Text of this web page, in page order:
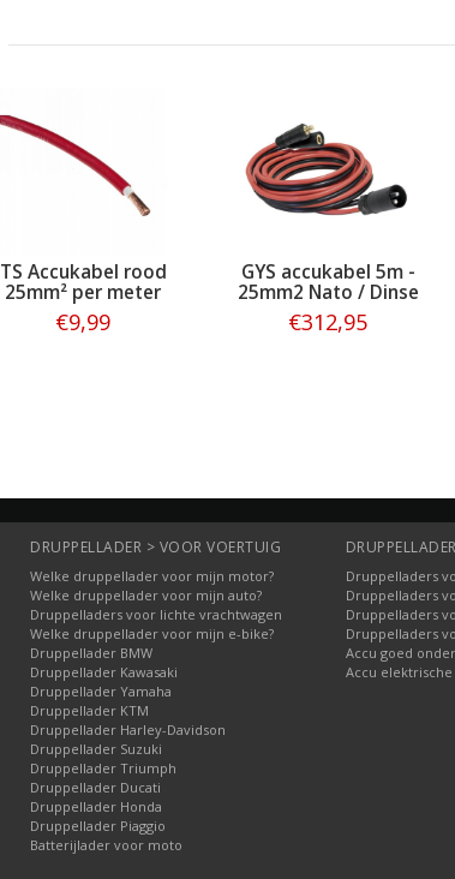
TS Accukabel rood
25mm² per meter
€9,99
GYS accukabel 5m -
25mm2 Nato / Dinse
€312,95
DRUPPELLADER > VOOR VOERTUIG
Welke druppellader voor mijn motor?
Welke druppellader voor mijn auto?
Druppelladers voor lichte vrachtwagen
Welke druppellader voor mijn e-bike?
Druppellader BMW
Druppellader Kawasaki
Druppellader Yamaha
Druppellader KTM
Druppellader Harley-Davidson
Druppellader Suzuki
Druppellader Triumph
Druppellader Ducati
Druppellader Honda
Druppellader Piaggio
Batterijlader voor moto
Druppelladers
Druppelladers
Druppelladers
Druppelladers
Accu goed
Accu